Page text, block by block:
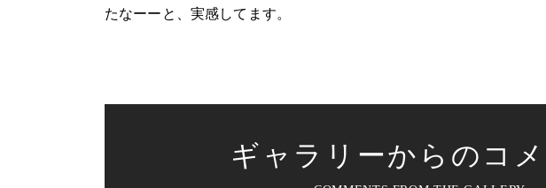
たなーーと、実感してます。
ギャラリーからのコメ